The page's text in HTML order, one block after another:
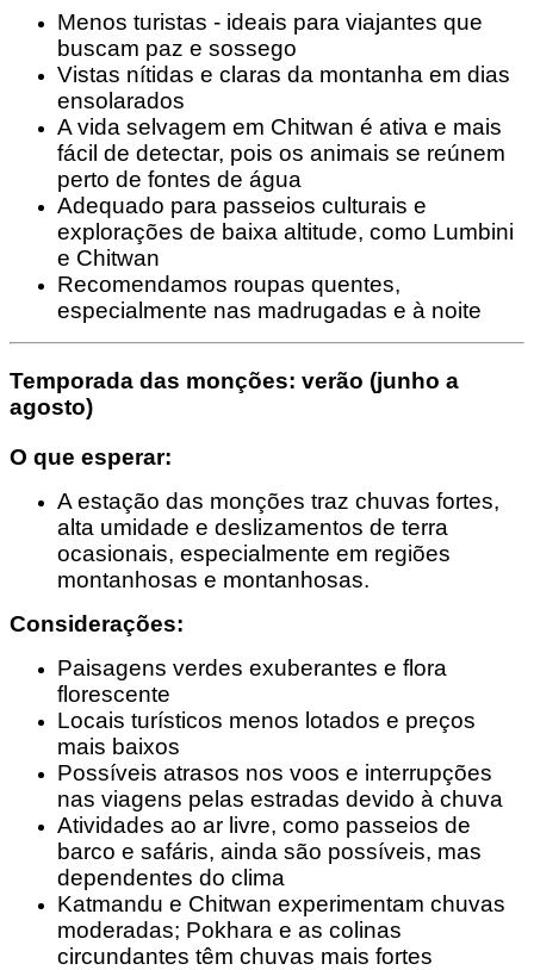
Menos turistas - ideais para viajantes que
buscam paz e sossego
Vistas nítidas e claras da montanha em dias
ensolarados
A vida selvagem em Chitwan é ativa e mais
fácil de detectar, pois os animais se reúnem
perto de fontes de água
Adequado para passeios culturais e
explorações de baixa altitude, como Lumbini
e Chitwan
Recomendamos roupas quentes,
especialmente nas madrugadas e à noite
Temporada das monções: verão (junho a
agosto)
O que esperar:
A estação das monções traz chuvas fortes,
alta umidade e deslizamentos de terra
ocasionais, especialmente em regiões
montanhosas e montanhosas.
Considerações:
Paisagens verdes exuberantes e flora
florescente
Locais turísticos menos lotados e preços
mais baixos
Possíveis atrasos nos voos e interrupções
nas viagens pelas estradas devido à chuva
Atividades ao ar livre, como passeios de
barco e safáris, ainda são possíveis, mas
dependentes do clima
Katmandu e Chitwan experimentam chuvas
moderadas; Pokhara e as colinas
circundantes têm chuvas mais fortes